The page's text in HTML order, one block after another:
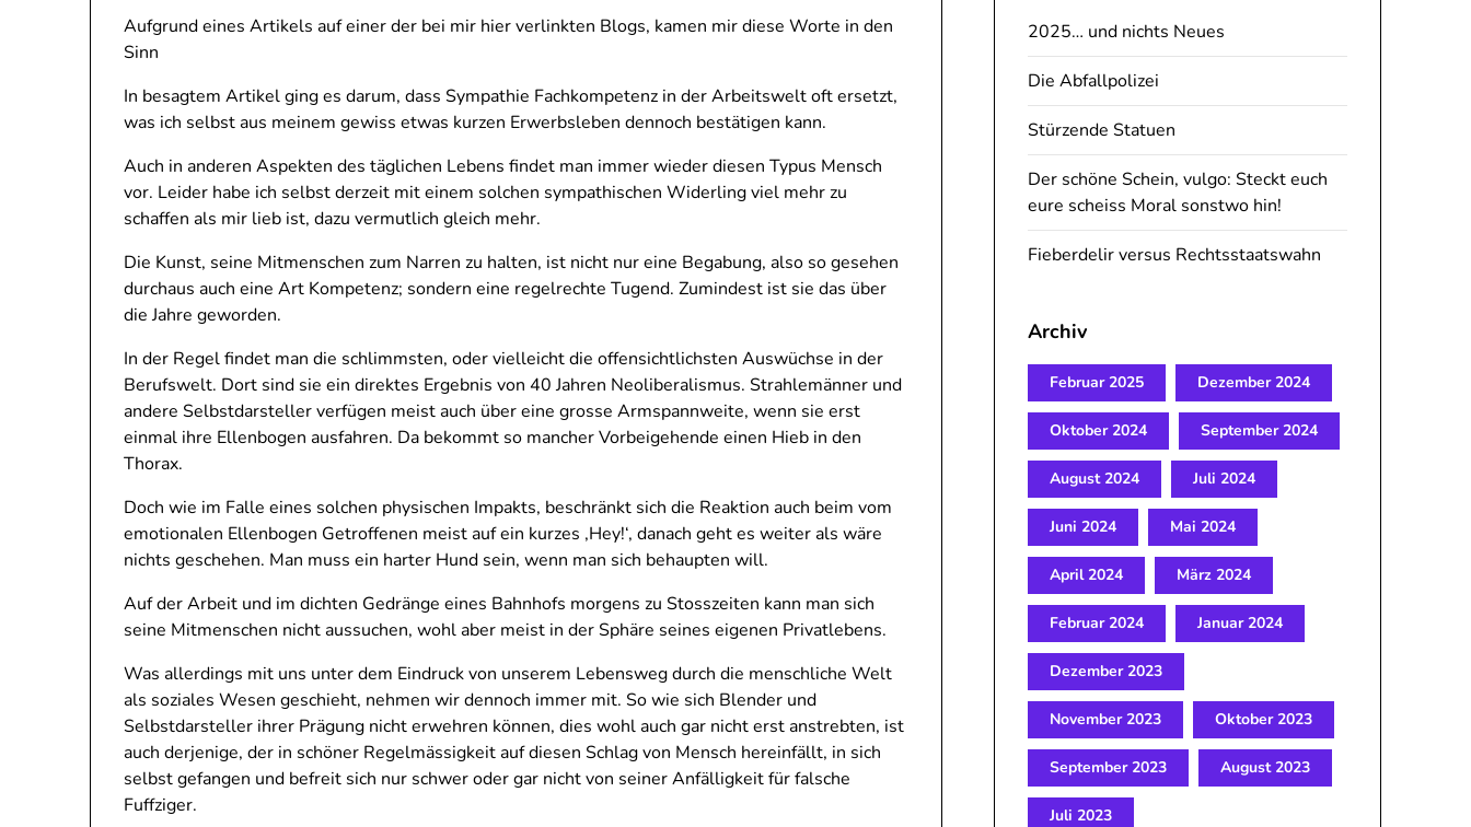
Aufgrund eines Artikels auf einer der bei mir hier verlinkten Blogs, kamen mir diese Worte in den
Sinn
In besagtem Artikel ging es darum, dass Sympathie Fachkompetenz in der Arbeitswelt oft ersetzt,
was ich selbst aus meinem gewiss etwas kurzen Erwerbsleben dennoch bestätigen kann.
Auch in anderen Aspekten des täglichen Lebens findet man immer wieder diesen Typus Mensch
vor. Leider habe ich selbst derzeit mit einem solchen sympathischen Widerling viel mehr zu
schaffen als mir lieb ist, dazu vermutlich gleich mehr.
Die Kunst, seine Mitmenschen zum Narren zu halten, ist nicht nur eine Begabung, also so gesehen
durchaus auch eine Art Kompetenz; sondern eine regelrechte Tugend. Zumindest ist sie das über
die Jahre geworden.
In der Regel findet man die schlimmsten, oder vielleicht die offensichtlichsten Auswüchse in der
Berufswelt. Dort sind sie ein direktes Ergebnis von 40 Jahren Neoliberalismus. Strahlemänner und
andere Selbstdarsteller verfügen meist auch über eine grosse Armspannweite, wenn sie erst
einmal ihre Ellenbogen ausfahren. Da bekommt so mancher Vorbeigehende einen Hieb in den
Thorax.
Doch wie im Falle eines solchen physischen Impakts, beschränkt sich die Reaktion auch beim vom
emotionalen Ellenbogen Getroffenen meist auf ein kurzes ‚Hey!‘, danach geht es weiter als wäre
nichts geschehen. Man muss ein harter Hund sein, wenn man sich behaupten will.
Auf der Arbeit und im dichten Gedränge eines Bahnhofs morgens zu Stosszeiten kann man sich
seine Mitmenschen nicht aussuchen, wohl aber meist in der Sphäre seines eigenen Privatlebens.
Was allerdings mit uns unter dem Eindruck von unserem Lebensweg durch die menschliche Welt
als soziales Wesen geschieht, nehmen wir dennoch immer mit. So wie sich Blender und
Selbstdarsteller ihrer Prägung nicht erwehren können, dies wohl auch gar nicht erst anstrebten, ist
auch derjenige, der in schöner Regelmässigkeit auf diesen Schlag von Mensch hereinfällt, in sich
selbst gefangen und befreit sich nur schwer oder gar nicht von seiner Anfälligkeit für falsche
Fuffziger.
2025… und nichts Neues
Die Abfallpolizei
Stürzende Statuen
Der schöne Schein, vulgo: Steckt euch
eure scheiss Moral sonstwo hin!
Fieberdelir versus Rechtsstaatswahn
Archiv
Februar 2025 Dezember 2024
Oktober 2024 September 2024
August 2024 Juli 2024
Juni 2024 Mai 2024
April 2024 März 2024
Februar 2024 Januar 2024
Dezember 2023
November 2023 Oktober 2023
September 2023 August 2023
Juli 2023